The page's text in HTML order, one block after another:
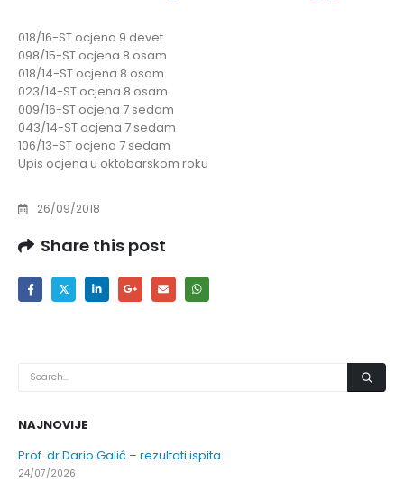
018/16-ST ocjena 9 devet
098/15-ST ocjena 8 osam
018/14-ST ocjena 8 osam
023/14-ST ocjena 8 osam
009/16-ST ocjena 7 sedam
043/14-ST ocjena 7 sedam
106/13-ST ocjena 7 sedam
Upis ocjena u oktobarskom roku
26/09/2018
Share this post
NAJNOVIJE
Prof. dr Dario Galić – rezultati ispita
24/07/2026